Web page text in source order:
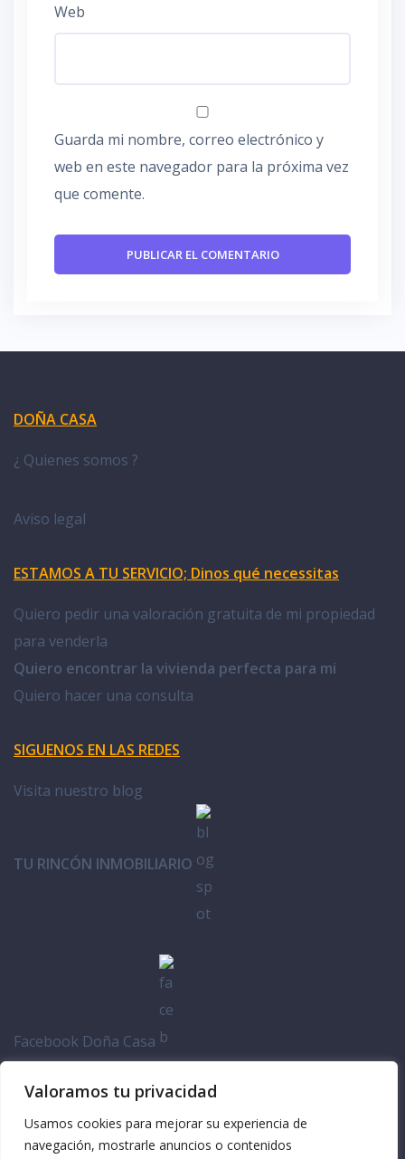
Valoramos tu privacidad
Usamos cookies para mejorar su experiencia de
navegación, mostrarle anuncios o contenidos
Web
Guarda mi nombre, correo electrónico y
web en este navegador para la próxima vez
que comente.
DOÑA CASA
¿ Quienes somos ?
Aviso legal
ESTAMOS A TU SERVICIO; Dinos qué necessitas
Quiero pedir una valoración gratuita de mi propiedad
para venderla
Quiero encontrar la vivienda perfecta para mi
Quiero hacer una consulta
SIGUENOS EN LAS REDES
Visita nuestro blog
TU RINCÓN INMOBILIARIO
Facebook Doña Casa